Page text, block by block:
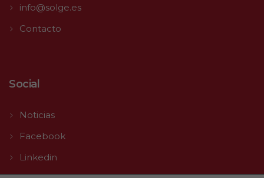
info@solge.es
Contacto
Social
Noticias
Facebook
Linkedin